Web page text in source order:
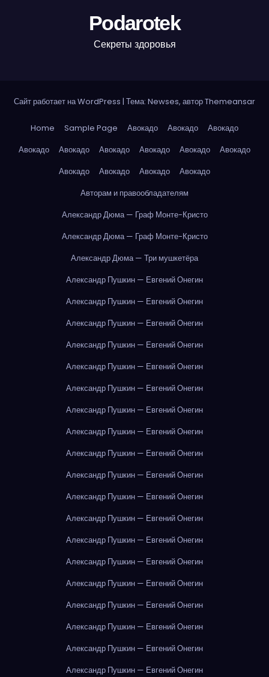
Podarotek
Секреты здоровья
Сайт работает на WordPress | Тема: Newses, авторThemeansar
Home Sample Page Авокадо Авокадо
Авокадо
Авокадо
Авокадо Авокадо Авокадо Авокадо
Авокадо
Авокадо
Авокадо Авокадо
Авокадо
Авторам и правообладателям
Александр Дюма — Граф Монте-Кристо
Александр Дюма — Граф Монте-Кристо
Александр Дюма — Три мушкетёра
Александр Пушкин — Евгений Онегин
Александр Пушкин — Евгений Онегин
Александр Пушкин — Евгений Онегин
Александр Пушкин — Евгений Онегин
Александр Пушкин — Евгений Онегин
Александр Пушкин — Евгений Онегин
Александр Пушкин — Евгений Онегин
Александр Пушкин — Евгений Онегин
Александр Пушкин — Евгений Онегин
Александр Пушкин — Евгений Онегин
Александр Пушкин — Евгений Онегин
Александр Пушкин — Евгений Онегин
Александр Пушкин — Евгений Онегин
Александр Пушкин — Евгений Онегин
Александр Пушкин — Евгений Онегин
Александр Пушкин — Евгений Онегин
Александр Пушкин — Евгений Онегин
Александр Пушкин — Евгений Онегин
Александр Пушкин — Евгений Онегин